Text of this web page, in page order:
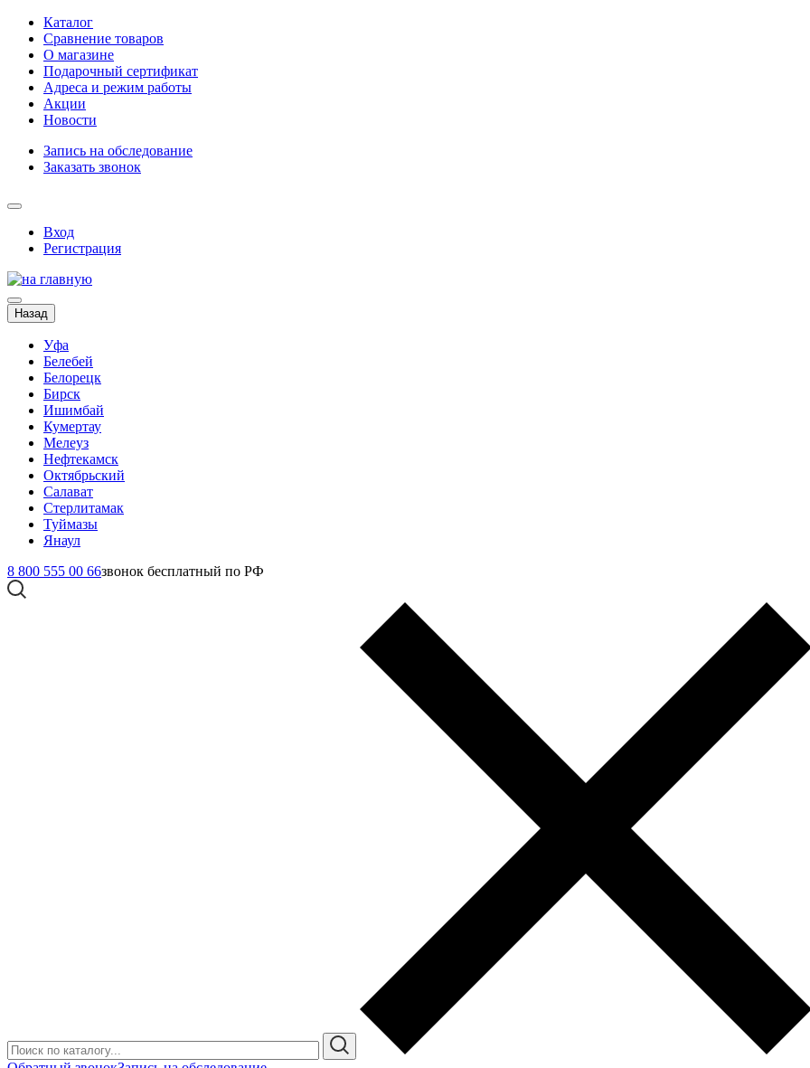
Каталог
Сравнение товаров
О магазине
Подарочный сертификат
Адреса и режим работы
Акции
Новости
Запись на обследование
Заказать звонок
Вход
Регистрация
Назад
Уфа
Белебей
Белорецк
Бирск
Ишимбай
Кумертау
Мелеуз
Нефтекамск
Октябрьский
Салават
Стерлитамак
Туймазы
Янаул
8 800 555 00 66звонок бесплатный по РФ